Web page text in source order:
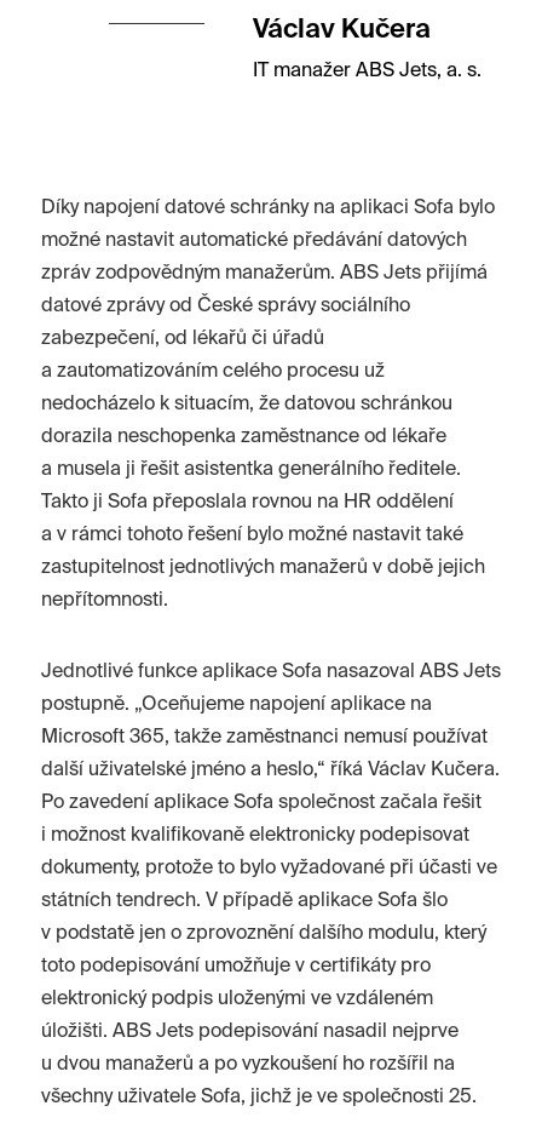
Václav Kučera
IT manažer ABS Jets, a. s.
Díky napojení datové schránky na aplikaci Sofa bylo
možné nastavit automatické předávání datových
zpráv zodpovědným manažerům. ABS Jets přijímá
datové zprávy od České správy sociálního
zabezpečení, od lékařů či úřadů
a zautomatizováním celého procesu už
nedocházelo k situacím, že datovou schránkou
dorazila neschopenka zaměstnance od lékaře
a musela ji řešit asistentka generálního ředitele.
Takto ji Sofa přeposlala rovnou na HR oddělení
a v rámci tohoto řešení bylo možné nastavit také
zastupitelnost jednotlivých manažerů v době jejich
nepřítomnosti.
Jednotlivé funkce aplikace Sofa nasazoval ABS Jets
postupně. „Oceňujeme napojení aplikace na
Microsoft 365, takže zaměstnanci nemusí používat
další uživatelské jméno a heslo,“ říká Václav Kučera.
Po zavedení aplikace Sofa společnost začala řešit
i možnost kvalifikovaně elektronicky podepisovat
dokumenty, protože to bylo vyžadované při účasti ve
státních tendrech. V případě aplikace Sofa šlo
v podstatě jen o zprovoznění dalšího modulu, který
toto podepisování umožňuje v certifikáty pro
elektronický podpis uloženými ve vzdáleném
úložišti. ABS Jets podepisování nasadil nejprve
u dvou manažerů a po vyzkoušení ho rozšířil na
všechny uživatele Sofa, jichž je ve společnosti 25.